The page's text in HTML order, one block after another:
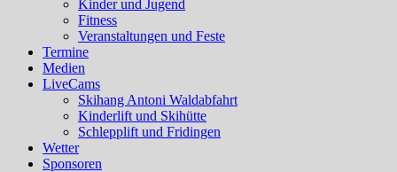
Kinder und Jugend
Fitness
Veranstaltungen und Feste
Termine
Medien
LiveCams
Skihang Antoni Waldabfahrt
Kinderlift und Skihütte
Schlepplift und Fridingen
Wetter
Sponsoren